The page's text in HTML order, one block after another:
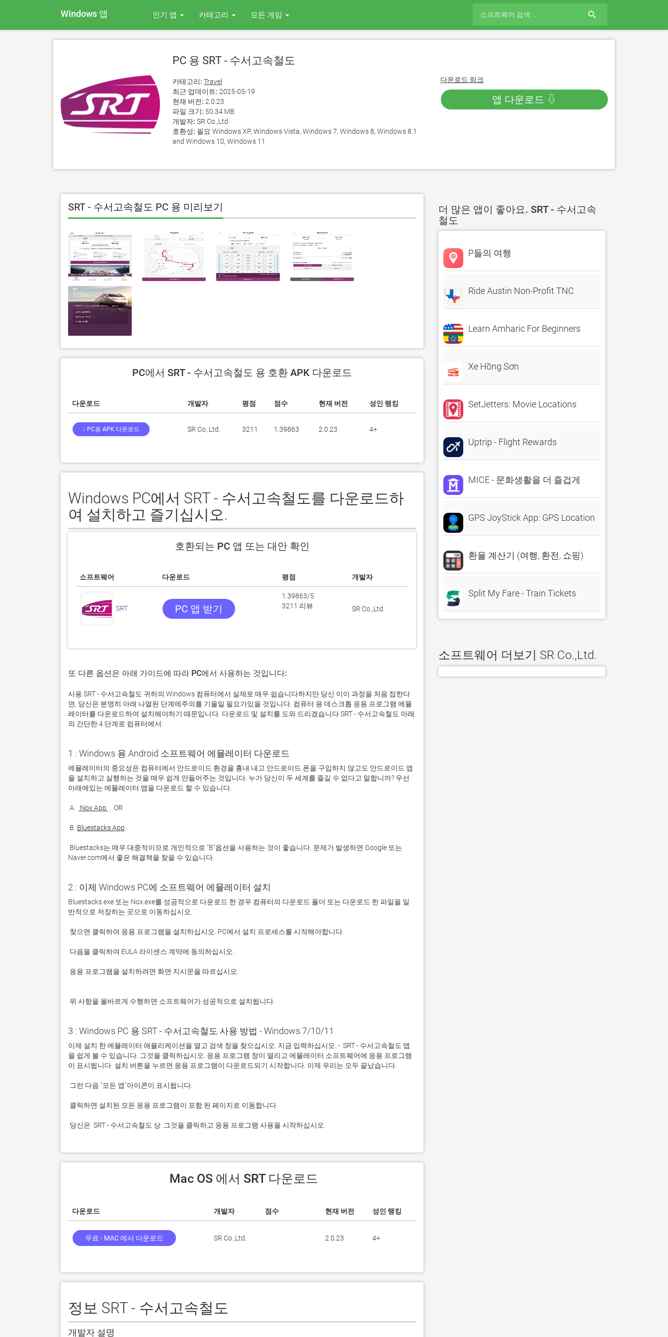
Windows 앱 인기 앱 카테고리 모든 게임 search
PC 용 SRT - 수서고속철도
카테고리: Travel
최근 업데이트: 2025-05-19
현재 버전: 2.0.23
파일 크기: 50.34 MB
개발자: SR Co.,Ltd.
호환성: 필요 Windows XP, Windows Vista, Windows 7, Windows 8, Windows 8.1
and Windows 10, Windows 11
다운로드 링크
앱 다운로드 ⇩
SRT - 수서고속철도 PC 용 미리보기
PC에서 SRT - 수서고속철도 용 호환 APK 다운로드
다운로드 개발자 평점 점수 현재 버전 성인 랭킹
↓ PC용 APK 다운로드 SR Co.,Ltd. 3211 1.39863 2.0.23 4+
Windows PC에서 SRT - 수서고속철도를 다운로드하
여 설치하고 즐기십시오.
호환되는 PC 앱 또는 대안 확인
소프트웨어 다운로드 평점 개발자
SRT PC 앱 받기
1.39863/5
3211 리뷰
SR Co.,Ltd.
또 다른 옵션은 아래 가이드에 따라 PC에서 사용하는 것입니다:
사용 SRT - 수서고속철도 귀하의 Windows 컴퓨터에서 실제로 매우 쉽습니다하지만 당신 이이 과정을 처음 접한다
면, 당신은 분명히 아래 나열된 단계에주의를 기울일 필요가있을 것입니다. 컴퓨터 용 데스크톱 응용 프로그램 에뮬
레이터를 다운로드하여 설치해야하기 때문입니다. 다운로드 및 설치를 도와 드리겠습니다 SRT - 수서고속철도 아래
의 간단한 4 단계로 컴퓨터에서:
1 : Windows 용 Android 소프트웨어 에뮬레이터 다운로드
에뮬레이터의 중요성은 컴퓨터에서 안드로이드 환경을 흉내 내고 안드로이드 폰을 구입하지 않고도 안드로이드 앱
을 설치하고 실행하는 것을 매우 쉽게 만들어주는 것입니다. 누가 당신이 두 세계를 즐길 수 없다고 말합니까? 우선
A. Nox App
B. Bluestacks App
Naver.com에서 좋은 해결책을 찾을 수 있습니다.
2 : 이제 Windows PC에 소프트웨어 에뮬레이터 설치
Bluestacks.exe 또는 Nox.exe를 성공적으로 다운로드 한 경우 컴퓨터의 다운로드 폴더 또는 다운로드 한 파일을 일
위 사항을 올바르게 수행하면 소프트웨어가 성공적으로 설치됩니다.
3 : Windows PC 용 SRT - 수서고속철도 사용 방법 - Windows 7/10/11
이제 설치 한 에뮬레이터 애플리케이션을 열고 검색 창을 찾으십시오. 지금 입력하십시오. -  SRT - 수서고속철도 앱
을 쉽게 볼 수 있습니다. 그것을 클릭하십시오. 응용 프로그램 창이 열리고 에뮬레이터 소프트웨어에 응용 프로그램
당신은  SRT - 수서고속철도 상. 그것을 클릭하고 응용 프로그램 사용을 시작하십시오.
Mac OS 에서 SRT 다운로드
다운로드 개발자 점수 현재 버전 성인 랭킹
무료 - MAC 에서 다운로드 SR Co.,Ltd. 2.0.23 4+
정보 SRT - 수서고속철도
개발자 설명
더 많은 앱이 좋아요. SRT - 수서고속
철도
P들의 여행
Ride Austin Non-Profit TNC
Learn Amharic For Beginners
Xe Hồng Sơn
SetJetters: Movie Locations
Uptrip - Flight Rewards
MICE - 문화생활을 더 즐겁게
GPS JoyStick App: GPS Location
환율 계산기 (여행, 환전, 쇼핑)
Split My Fare - Train Tickets
소프트웨어 더보기 SR Co.,Ltd.